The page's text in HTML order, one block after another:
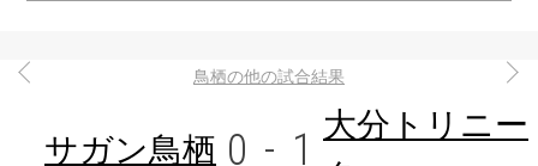
鳥栖の他の試合結果
サガン鳥栖 0 - 1
大分トリニー